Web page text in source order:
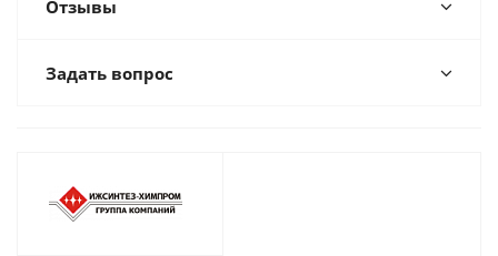
Отзывы
Задать вопрос